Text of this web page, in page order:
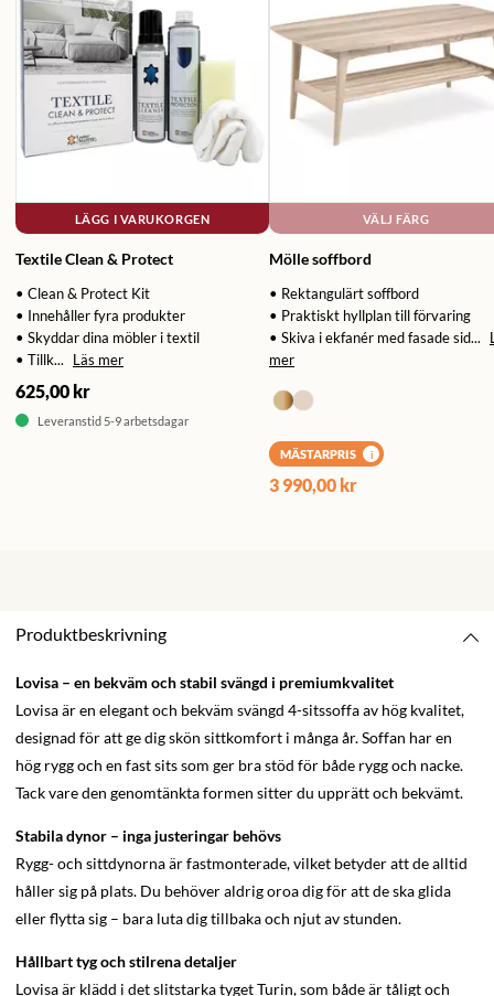
LÄGG I VARUKORGEN
Textile Clean & Protect
• Clean & Protect Kit
• Innehåller fyra produkter
• Skyddar dina möbler i textil
• Tillk...
Läs mer
625,00 kr
Leveranstid 5-9 arbetsdagar
VÄLJ FÄRG
Mölle soffbord
• Rektangulärt soffbord
• Praktiskt hyllplan till förvaring
• Skiva i ekfanér med fasade sid...
mer
MÄSTARPRIS i
3 990,00 kr
Produktbeskrivning
Lovisa – en bekväm och stabil svängd i premiumkvalitet
Lovisa är en elegant och bekväm svängd 4-sitssoffa av hög kvalitet,
designad för att ge dig skön sittkomfort i många år. Soffan har en
hög rygg och en fast sits som ger bra stöd för både rygg och nacke.
Tack vare den genomtänkta formen sitter du upprätt och bekvämt.
Stabila dynor – inga justeringar behövs
Rygg- och sittdynorna är fastmonterade, vilket betyder att de alltid
håller sig på plats. Du behöver aldrig oroa dig för att de ska glida
eller flytta sig – bara luta dig tillbaka och njut av stunden.
Hållbart tyg och stilrena detaljer
Lovisa är klädd i det slitstarka tyget Turin, som både är tåligt och